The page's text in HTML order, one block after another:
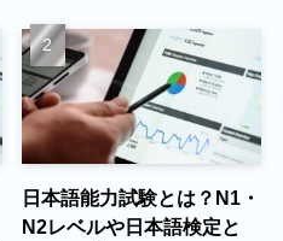
日本語能力試験とは？N1・
N2レベルや日本語検定と